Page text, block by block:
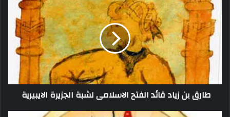
طارق بن زياد قائد الفتح الاسلامى لشبة الجزيرة الايبيرية